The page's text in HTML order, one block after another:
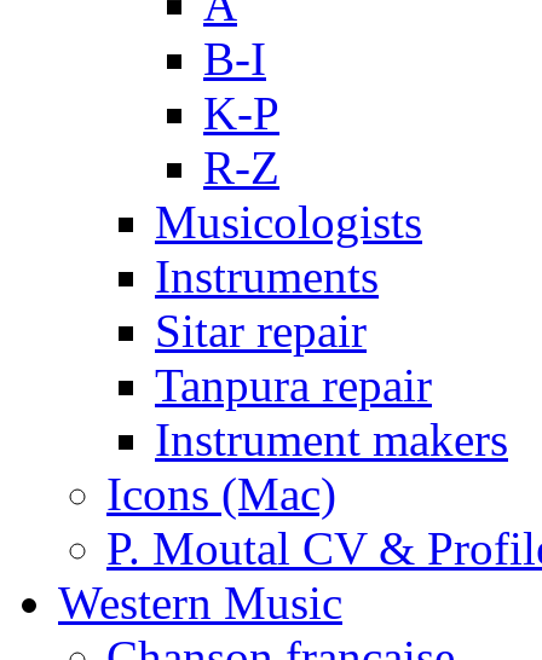
B-I
K-P
R-Z
Musicologists
Instruments
Sitar repair
Tanpura repair
Instrument makers
Icons (Mac)
P. Moutal CV &
Western Music